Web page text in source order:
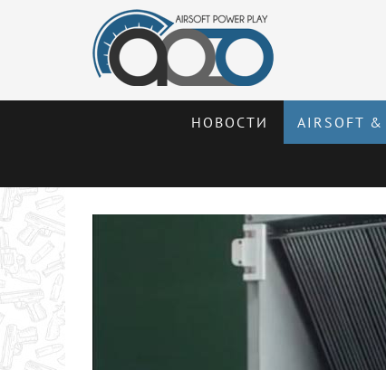
НОВОСТИ AIRSOFT